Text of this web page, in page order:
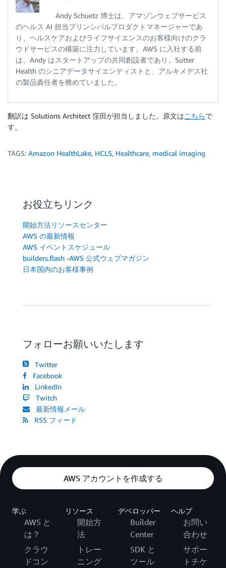
Andy Schuetz 博士は、アマゾンウェブサービス
のヘルス AI 担当プリンシパルプロダクトマネージャーであ
り、ヘルスケアおよびライフサイエンスのお客様向けのクラ
ウドサービスの構築に注力しています。AWS に入社する前
は、Andy はスタートアップの共同創設者であり、Sutter
Health のシニアデータサイエンティストと、アルキメデス社
の製品責任者を務めていました。
翻訳は Solutions Architect 窪田が担当しました。原文はこちらで
す。
TAGS: Amazon HealthLake, HCLS, Healthcare, medical imaging
お役立ちリンク
開始方法リソースセンター
AWS の最新情報
AWS イベントスケジュール
builders.flash -AWS 公式ウェブマガジン
日本国内のお客様事例
フォローお願いいたします
Twitter
Facebook
LinkedIn
Twitch
最新情報メール
RSS フィード
AWS アカウントを作成する
学ぶ
AWS と
は？
クラウ
ドコン
リソース
開始方
法
トレー
ニング
デベロッパー
Builder
Center
SDK と
ツール
ヘルプ
お問い
合わせ
サポー
トチケ